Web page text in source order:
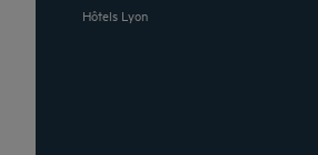
Hôtels Lyon